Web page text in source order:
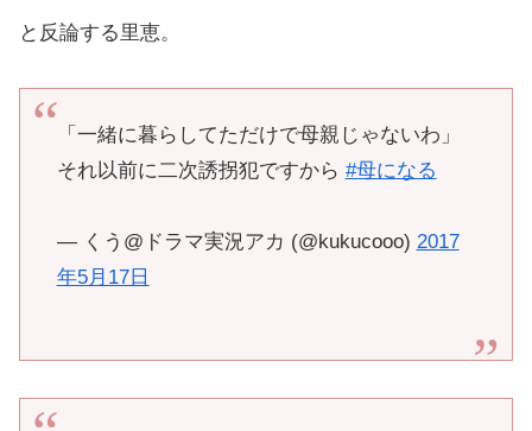
と反論する里恵。
「一緒に暮らしてただけで母親じゃないわ」
それ以前に二次誘拐犯ですから #母になる
— くう@ドラマ実況アカ (@kukucooo) 2017
年5月17日